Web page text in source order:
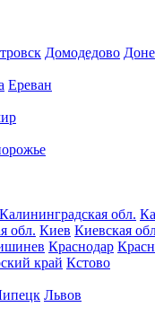
Домодедово
Ереван
Калининградская обл.
обл. Киев Киевская
Краснодар
край Кстово
Львов